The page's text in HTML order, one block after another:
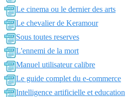
Le cinema ou le dernier des arts
Le chevalier de Keramour
Sous toutes reserves
L'ennemi de la mort
Manuel utilisateur calibre
Le guide complet du e-commerce
Intelligence artificielle et education